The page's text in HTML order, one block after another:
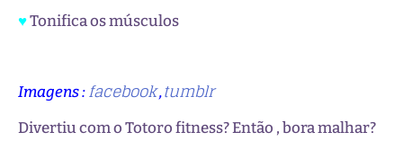
♥Tonifica os músculos
Imagens :facebook,tumblr
Divertiu com o Totoro fitness? Então , bora malhar?